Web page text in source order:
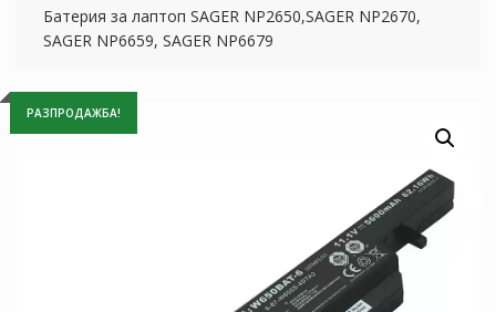
Батерия за лаптоп SAGER NP2650,SAGER NP2670,
SAGER NP6659, SAGER NP6679
РАЗПРОДАЖБА!